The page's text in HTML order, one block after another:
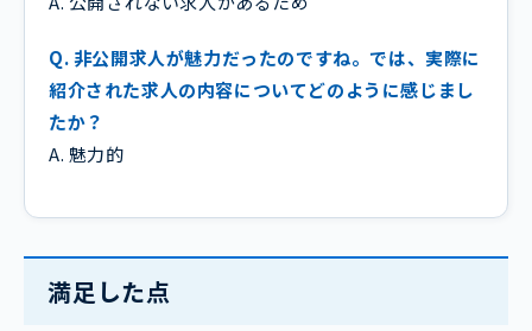
Q. 非公開求人が魅力だったのですね。では、実際に
紹介された求人の内容についてどのように感じまし
たか？
A. 魅力的
満足した点